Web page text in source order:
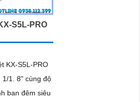
S5L-PRO
KX-S5L-PRO
1/1. 8" cùng độ
ban đêm siêu